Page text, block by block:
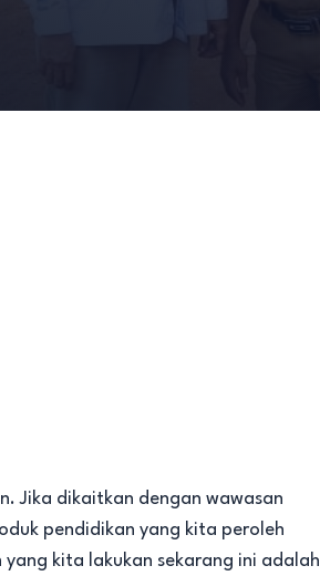
Jika dikaitkan dengan wawasan
pendidikan yang kita peroleh
kita lakukan sekarang ini adalah